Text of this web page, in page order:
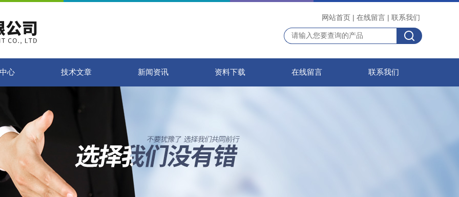
网站首页 | 在线留言 | 联系我们
心 技术文章 新闻资讯 资料下载 在线留言 联系我们